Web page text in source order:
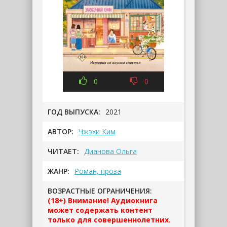
0 0
ГОД ВЫПУСКА: 2021
АВТОР: Чжэхи Ким
ЧИТАЕТ: Дианова Ольга
ЖАНР: Роман, проза
ВОЗРАСТНЫЕ ОГРАНИЧЕНИЯ:
(18+) Внимание! Аудиокнига
может содержать контент
только для совершеннолетних.